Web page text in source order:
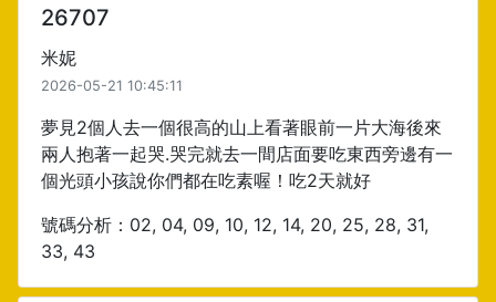
26707
米妮
2026-05-21 10:45:11
夢見2個人去一個很高的山上看著眼前一片大海後來
兩人抱著一起哭.哭完就去一間店面要吃東西旁邊有一
個光頭小孩說你們都在吃素喔！吃2天就好
號碼分析：02, 04, 09, 10, 12, 14, 20, 25, 28, 31,
33, 43